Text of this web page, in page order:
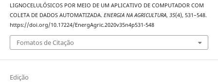
LIGNOCELULÓSICOS POR MEIO DE UM APLICATIVO DE COMPUTADOR COM
COLETA DE DADOS AUTOMATIZADA. ENERGIA NA AGRICULTURA, 35(4), 531–548.
https://doi.org/10.17224/EnergAgric.2020v35n4p531-548
Fomatos de Citação
Edição